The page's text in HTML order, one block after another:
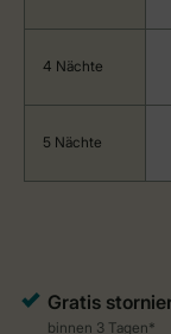
4 Nächte
5 Nächte